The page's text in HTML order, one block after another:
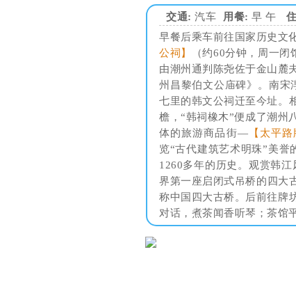
交通: 汽车 用餐: 早 午
早餐后乘车前往国家历史文
公祠】
（约60分钟，周一
由潮州通判陈尧佐于金山麓
州昌黎伯文公庙碑》。南宋
七里的韩文公祠迁至今址。
檐，“韩祠橡木”便成了潮州
体的旅游商品街— 【太平
览“古代建筑艺术明珠”美誉
1260多年的历史。观赏韩江
界第一座启闭式吊桥的四大
称中国四大古桥。后前往
对话，煮茶闻香听琴；茶馆